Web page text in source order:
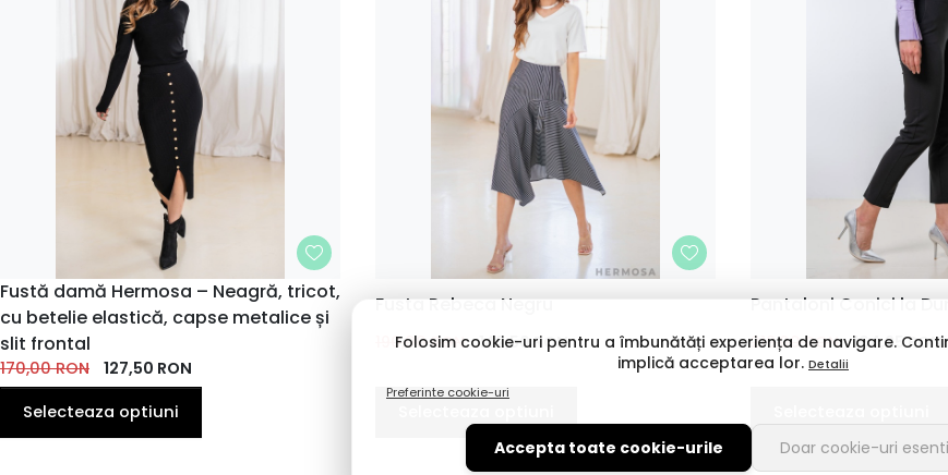
MARIME
38 42
Fustă damă Hermosa – Neagră, tricot,
cu betelie elastică, capse metalice și
slit frontal
170,00RON 127,50 RON
Selecteaza optiuni
Fusta Rebeca Negru
190,00RON 142,50RON
Pantaloni Conici la
219,00RON 164,25RON
Folosim cookie-uri pentru a îmbunătăți experiența de navigare.
implică acceptarea lor. Detalii
Preferinte cookie-uri
Accepta toate cookie-urile Doar cookie-uri